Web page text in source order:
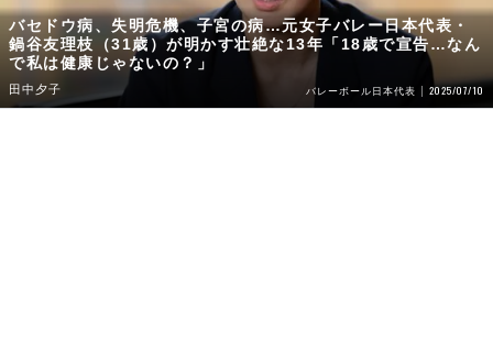
バセドウ病、失明危機、子宮の病…元女子バレー日本代表・
鍋谷友理枝（31歳）が明かす壮絶な13年「18歳で宣告…なん
で私は健康じゃないの？」
田中夕子 バレーボール日本代表 2025/07/10